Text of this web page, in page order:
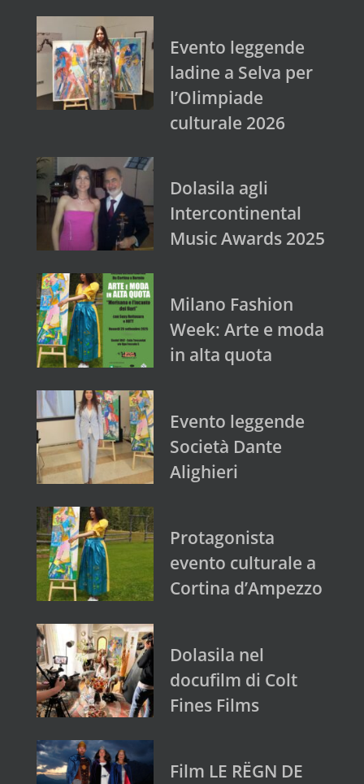
Evento leggende
ladine a Selva per
l’Olimpiade
culturale 2026
Dolasila agli
Intercontinental
Music Awards 2025
Milano Fashion
Week: Arte e moda
in alta quota
Evento leggende
Società Dante
Alighieri
Protagonista
evento culturale a
Cortina d’Ampezzo
Dolasila nel
docufilm di Colt
Fines Films
Film LE RËGN DE